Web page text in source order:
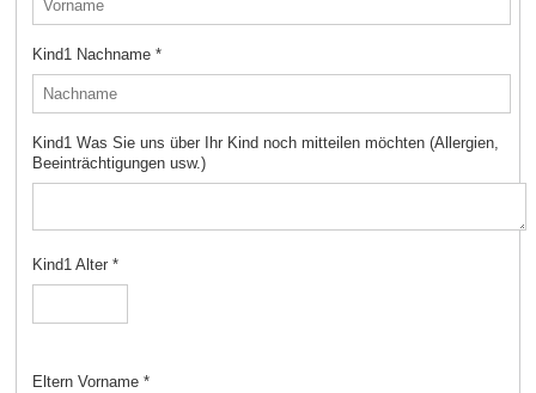
Kind1 Nachname *
Kind1 Was Sie uns über Ihr Kind noch mitteilen möchten (Allergien,
Beeinträchtigungen usw.)
Kind1 Alter *
Eltern Vorname *